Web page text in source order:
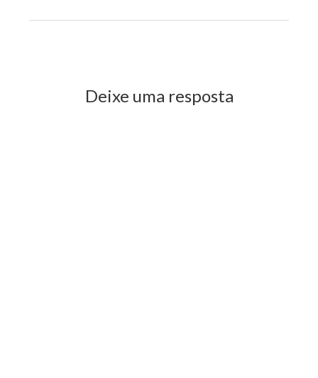
janela)
janela)
Deixe uma resposta